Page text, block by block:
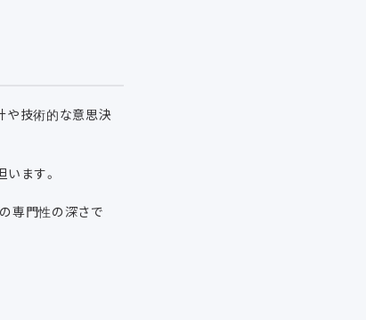
や技術的な意思決
ます。
専門性の深さで